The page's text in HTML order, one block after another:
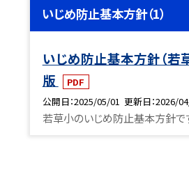
いじめ防止基本方針（1）
いじめ防止基本方針（若
版
PDF
公開日 2025/05/01 更新日 2026/
若草小のいじめ防止基本方針で